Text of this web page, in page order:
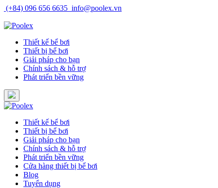
Skip
content
(+84) 096 656 6635 info@poolex.vn
Thiết kế bể bơi
Thiết bị bể bơi
Giải pháp cho bạn
Chính sách & hỗ trợ
Phát triển bền vững
Thiết kế bể bơi
Thiết bị bể bơi
Giải pháp cho bạn
Chính sách & hỗ trợ
Phát triển bền vững
Cửa hàng thiết bị bể bơi
Blog
Tuyển dụng